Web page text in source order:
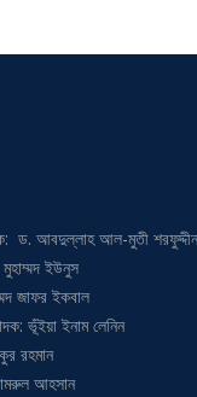
ড. আবদুল্লাহ আল-মুতী শরফুদ্দীন
ইউনুস
জাফর ইকবাল
ভূঁইয়া ইনাম লেনিন
রহমান
আহসান